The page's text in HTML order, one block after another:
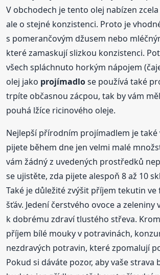
V obchodech je tento olej nabízen
ale o stejné konzistenci. Proto je
s pomerančovým džusem nebo
které zamaskují slizkou konzistenci.
všech spláchnuto horkým nápojem
olej jako projímadlose používá také
trpíte občasnou zácpou, tak by vám
pouhá lžíce ricinového oleje.
Nejlepší přírodním projímadlem je také
pijete během dne jen velmi malé
vám žádný z uvedených prostředků
se ujistěte, zda pijete alespoň 8 až 10
Také je důležité zvýšit příjem tekutin
šťáv. Jedení čerstvého ovoce a zeleniny
k dobrému zdraví tlustého střeva.
příjem bílé mouky v potravinách,
nezdravých potravin, které zpomalují
Pokud si dáváte pozor, aby vaše strava